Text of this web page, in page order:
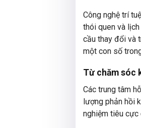
Công nghệ trí
thói quen và
cầu thay đổi và
một con số
Từ chăm sóc
Các trung tâm
lượng phản hồi
nghiệm tiêu cực